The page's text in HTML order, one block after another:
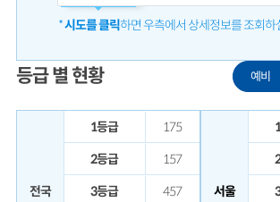
581
597
*시도를 클릭하면 우측에서 상세정보를 조회하
등급 별 현황 예비
전국
1등급
175
2등급
157
3등급
457
서울